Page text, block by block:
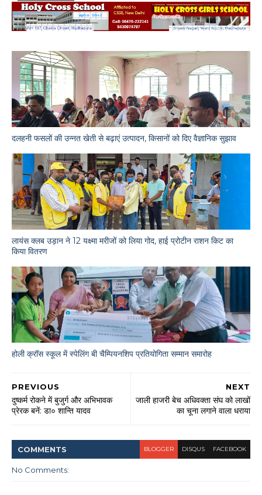
दलहनी फसलों की उन्नत खेती से बढ़ाएं उत्पादन, किसानों को दिए वैज्ञानिक सुझाव
लायंस क्लब उड़ान ने 12 यक्ष्मा मरीजों को लिया गोद, हाई प्रोटीन राशन किट का
किया वितरण
होली क्रॉस स्कूल में स्पेलिंग बी चैम्पियनशिप प्रतियोगिता सम्मान समारोह
NEXT
जाली हाजरी बेच अधिवक्ता संघ को लाखों
का चूना लगाने वाला धराया
PREVIOUS
दुष्कर्म रोकने में बुजुर्ग और अभिभावक
प्रेरक बनें: डा० शान्ति यादव
COMMENTS BLOGGER DISQUS FACEBOOK
No Comments: